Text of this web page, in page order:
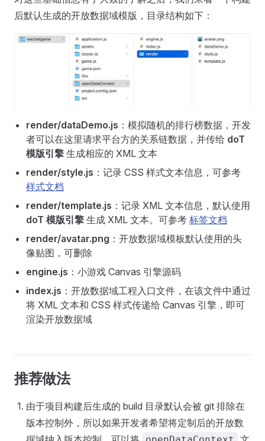
后默认生成的开放数据域模版，目录结构如下：
render/dataDemo.js ：模拟随机的排行榜数据，开发
者可以在这里请求平台方的关系链数据，并传给 doT
模版引擎 生成相应的 XML 文本
render/style.js ：记录 CSS 样式文本信息，可参考
样式文档
render/template.js ：记录 XML 文本信息，默认使用
doT 模版引擎 生成 XML 文本。可参考 标签文档
render/avatar.png ：开放数据域模板默认使用的头
像贴图，可删除
engine.js ：小游戏 Canvas 引擎源码
index.js ：开放数据域工程入口文件，在该文件中通过
将 XML 文本和 CSS 样式传递给 Canvas 引擎，即可
渲染开放数据域
推荐做法
由于项目构建后生成的 build 目录默认会被 git 排除在
版本控制外，所以如果开发者希望将定制后的开放数